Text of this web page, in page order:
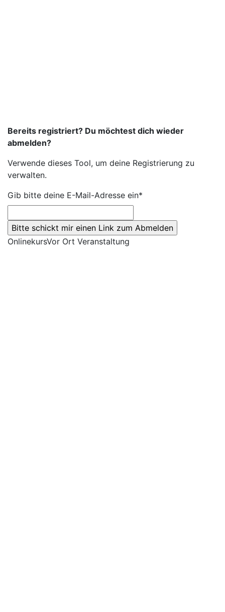
Bereits registriert? Du möchtest dich wieder
abmelden?
Verwende dieses Tool, um deine Registrierung zu
verwalten.
Gib bitte deine E-Mail-Adresse ein*
OnlinekursVor Ort Veranstaltung